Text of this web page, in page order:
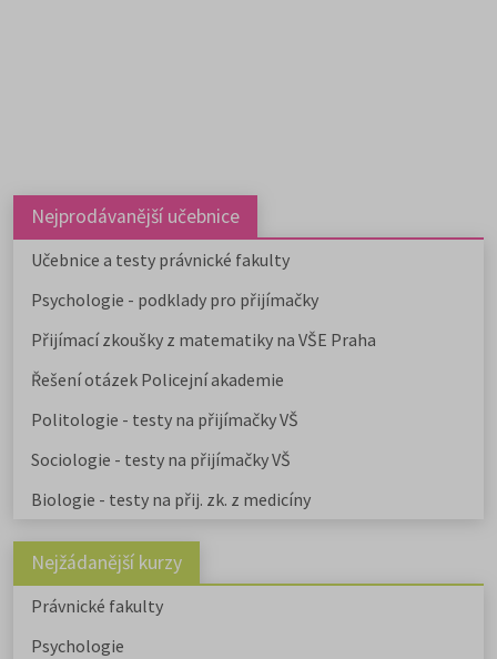
Nejprodávanější učebnice
Učebnice a testy právnické fakulty
Psychologie - podklady pro přijímačky
Přijímací zkoušky z matematiky na VŠE Praha
Řešení otázek Policejní akademie
Politologie - testy na přijímačky VŠ
Sociologie - testy na přijímačky VŠ
Biologie - testy na přij. zk. z medicíny
Nejžádanější kurzy
Právnické fakulty
Psychologie